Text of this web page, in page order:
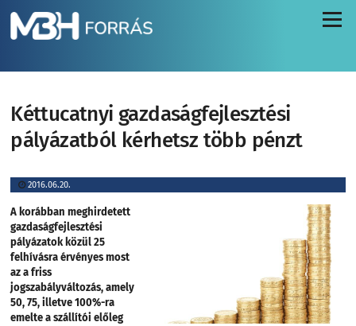
Menü
Kéttucatnyi gazdaságfejlesztési
pályázatból kérhetsz több pénzt
2016.06.20.
A korábban meghirdetett
gazdaságfejlesztési
pályázatok közül 25
felhívásra érvényes most
az a friss
jogszabályváltozás, amely
50, 75, illetve 100%-ra
emelte a szállítói előleg